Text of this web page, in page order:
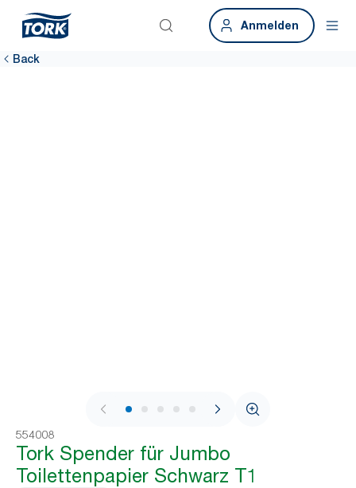
Anmelden
Back
1 / 9
554008
Tork Spender für Jumbo
Toilettenpapier Schwarz T1